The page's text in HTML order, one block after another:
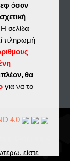
Designed &
εφ όσον
σελίδα
πληρωμή
θα
για να το
4.0
είστε